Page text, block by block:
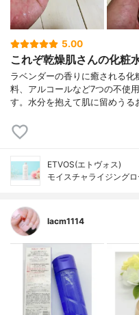
5.00
これぞ乾燥肌さんの化粧
ラベンダーの香りに癒される
料、アルコールなど7つの不使
す。水分を抱えて肌に留めうる
ETVOS(エトヴォス)
モイスチャライジング
lacm1114